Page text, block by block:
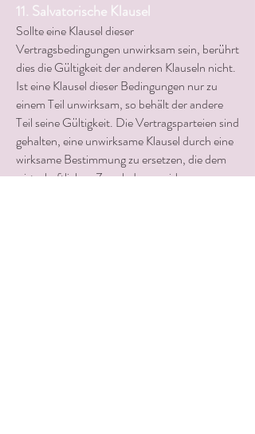
11. Salvatorische Klausel
Sollte eine Klausel dieser
Vertragsbedingungen unwirksam sein, berührt
dies die Gültigkeit der anderen Klauseln nicht.
Ist eine Klausel dieser Bedingungen nur zu
einem Teil unwirksam, so behält der andere
Teil seine Gültigkeit. Die Vertragsparteien sind
gehalten, eine unwirksame Klausel durch eine
wirksame Bestimmung zu ersetzen, die dem
wirtschaftlichen Zweck der unwirksamen